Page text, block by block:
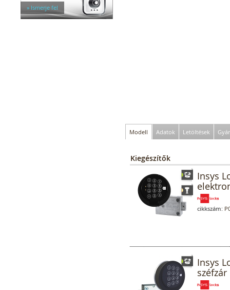
» Ismerje fel
Modell Adatok Letöltések
Kiegészítők
Insys
cikkszám:
Insys